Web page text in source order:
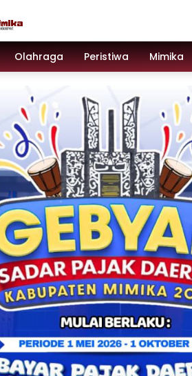
Olahraga Peristiwa Mimika